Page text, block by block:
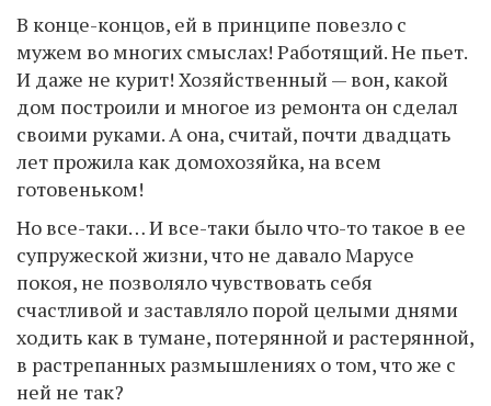
В конце-концов, ей в принципе повезло с
мужем во многих смыслах! Работящий. Не пьет.
И даже не курит! Хозяйственный — вон, какой
дом построили и многое из ремонта он сделал
своими руками. А она, считай, почти двадцать
лет прожила как домохозяйка, на всем
готовеньком!
Но все-таки… И все-таки было что-то такое в ее
супружеской жизни, что не давало Марусе
покоя, не позволяло чувствовать себя
счастливой и заставляло порой целыми днями
ходить как в тумане, потерянной и растерянной,
в растрепанных размышлениях о том, что же с
ней не так?